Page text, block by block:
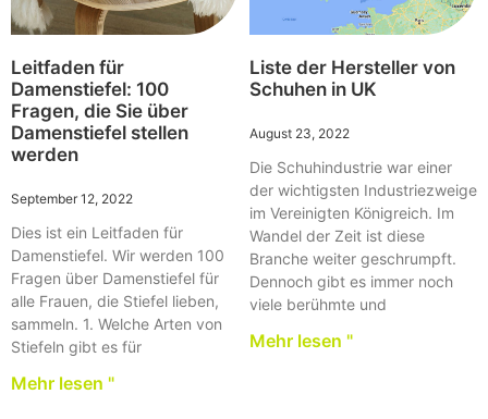
Leitfaden für
Damenstiefel: 100
Fragen, die Sie über
Damenstiefel stellen
werden
September 12, 2022
Dies ist ein Leitfaden für
Damenstiefel. Wir werden 100
Fragen über Damenstiefel für
alle Frauen, die Stiefel lieben,
sammeln. 1. Welche Arten von
Stiefeln gibt es für
Mehr lesen "
Liste der Hersteller von
Schuhen in UK
August 23, 2022
Die Schuhindustrie war einer
der wichtigsten Industriezweige
im Vereinigten Königreich. Im
Wandel der Zeit ist diese
Branche weiter geschrumpft.
Dennoch gibt es immer noch
viele berühmte und
Mehr lesen "